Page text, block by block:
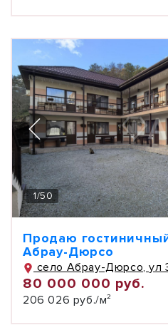
1/50
Продаю
Абрау-Дюрсо
село Абрау-Дюрсо, ул
80 000 000 руб.
206 026 руб./м²